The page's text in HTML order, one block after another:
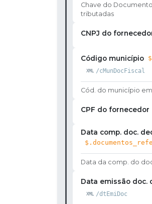
Chave do
tributadas
CNPJ do
Código município
/cMunDocFiscal
Cód. do município
CPF do fornecedor
Data comp. doc.
Data da comp. do
Data emissão doc.
/dtEmiDoc